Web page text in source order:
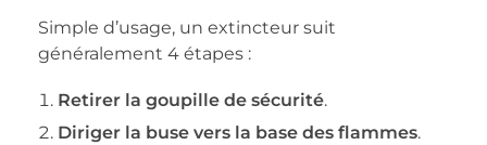
Simple d’usage, un extincteur suit
généralement 4 étapes :
Retirer la goupille de sécurité.
Diriger la buse vers la base des flammes.